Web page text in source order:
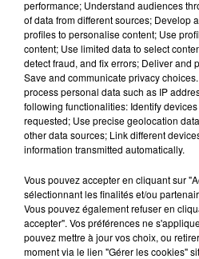
NIRVANA
Come As You Are
9h57
9h57
performance; Understand audiences
of data from different sources; Develop
profiles to personalise content; Use
content; Use limited data to select
detect fraud, and fix errors; Deliver and
Save and communicate privacy
process personal data such as IP
following functionalities: Identify
requested; Use precise geolocation
other data sources; Link different
information transmitted automatically.
Vous pouvez accepter en cliquant sur
sélectionnant les finalités et/ou
Vous pouvez également refuser en
accepter". Vos préférences ne
pouvez mettre à jour vos choix, ou
moment via le lien "Gérer les cookies"